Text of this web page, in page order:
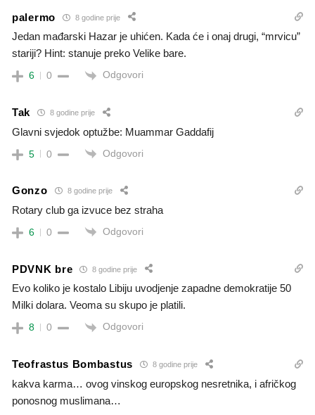
palermo 8 godine prije
Jedan mađarski Hazar je uhićen. Kada će i onaj drugi, “mrvicu”
stariji? Hint: stanuje preko Velike bare.
6 0 Odgovori
Tak 8 godine prije
Glavni svjedok optužbe: Muammar Gaddafij
5 0 Odgovori
Gonzo 8 godine prije
Rotary club ga izvuce bez straha
6 0 Odgovori
PDVNK bre 8 godine prije
Evo koliko je kostalo Libiju uvodjenje zapadne demokratije 50
Milki dolara. Veoma su skupo je platili.
8 0 Odgovori
Teofrastus Bombastus 8 godine prije
kakva karma… ovog vinskog europskog nesretnika, i afričkog
ponosnog muslimana…